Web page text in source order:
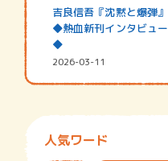
吉良信吾『沈黙と爆弾』
◆熱血新刊インタビュー
◆
2026-03-11
人気ワード